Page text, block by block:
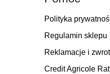
Polityka
Regulamin sklepu
Reklamacje i
Credit Agricole